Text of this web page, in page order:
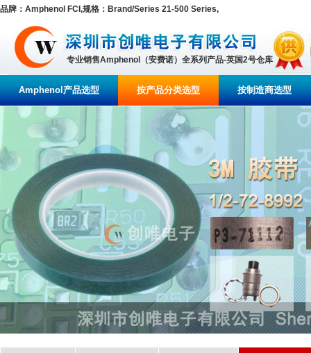
品牌：Amphenol FCI,规格：Brand/Series 21-500 Series,
专业销售Amphenol（安费诺）全系列产品-英国2号仓库
Amphenol产品选型 按产品分类选型 按制造商选型